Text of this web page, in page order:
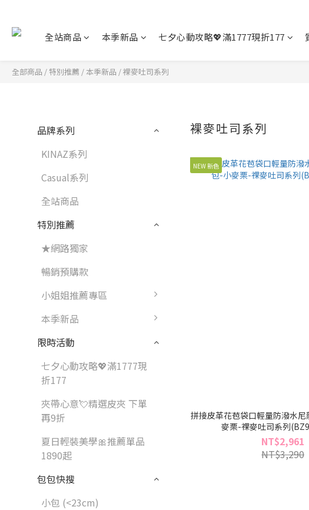
全站商品 本季新品 七夕心動攻略💖滿1777現折177
全部商品 /特別推薦 / 本季新品 /裸麥吐司系列
品牌系列
KINAZ系列
Casual系列
全站商品
特別推薦
★網路獨家
暢銷預購款
小姐姐推薦專區
本季新品
限時活動
七夕心動攻略💖滿1777現
折177
夾帶心意💘精選皮夾 下單
再9折
夏日輕裝美學🎀推薦單品
1890起
包包快搜
小包 (<23cm)
裸麥吐司系列
NEW 新色
拼接皮革花苞袋口輕量防潑水
麥栗-祼麥吐司系列
NT$2,961
NT$3,290